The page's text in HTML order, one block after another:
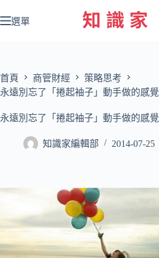
至
容
選單
首頁 商管財經
策略思考
永遠別忘了「捲起袖子」動手做的感覺
永遠別忘了「捲起袖子」動手做的感覺
知識家編輯部 2014-07-25